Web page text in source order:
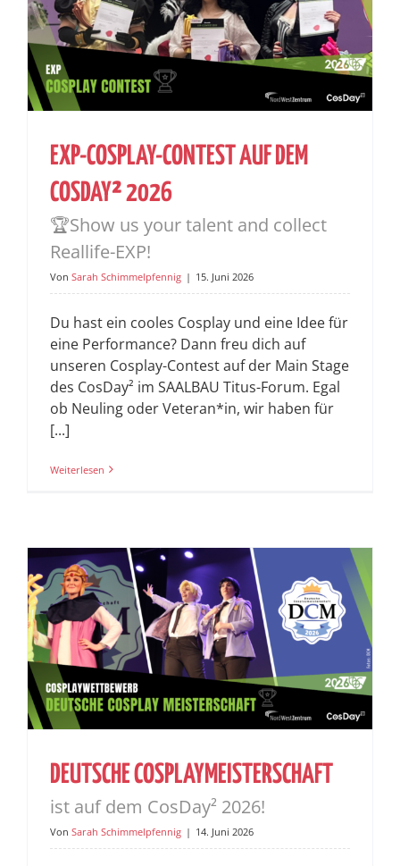
EXP-COSPLAY-CONTEST AUF DEM
COSDAY² 2026
🏆Show us your talent and collect
Reallife-EXP!
Von Sarah Schimmelpfennig | 15. Juni 2026
Du hast ein cooles Cosplay und eine Idee für
eine Performance? Dann freu dich auf
unseren Cosplay-Contest auf der Main Stage
des CosDay² im SAALBAU Titus-Forum. Egal
ob Neuling oder Veteran*in, wir haben für
[...]
Weiterlesen
DEUTSCHE COSPLAYMEISTERSCHAFT
ist auf dem CosDay² 2026!
Von Sarah Schimmelpfennig | 14. Juni 2026